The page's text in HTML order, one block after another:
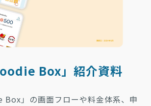
Box」紹介資料
Box」の画面フローや料金体系、申